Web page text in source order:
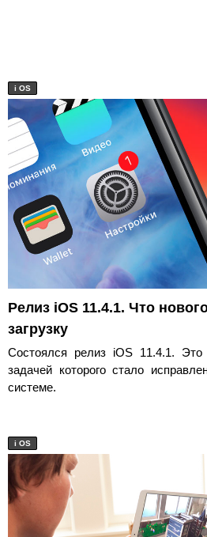
i OS
Релиз iOS 11.4.1. Что
загрузку
Состоялся релиз iOS 11.4.1. Это
задачей которого стало
системе.
i OS